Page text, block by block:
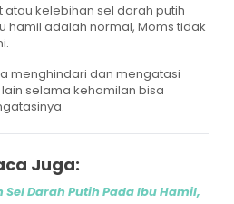
kelebihan sel darah putih
hamil adalah normal, Moms tidak
menghindari dan mengatasi
selama kehamilan bisa
Juga:
Darah Putih Pada Ibu Hamil,